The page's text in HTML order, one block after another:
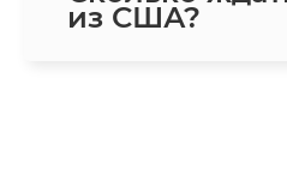
из США?